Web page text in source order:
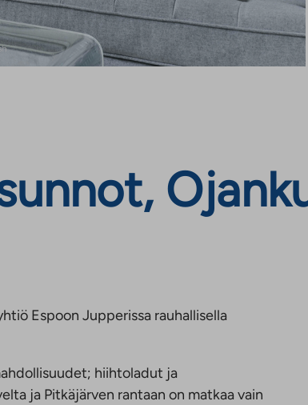
Espoon Jupperissa rauhallisella
hiihtoladut ja
ja Pitkäjärven rantaan on matkaa vain